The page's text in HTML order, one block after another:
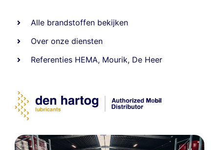
Alle brandstoffen bekijken
Over onze diensten
Referenties HEMA, Mourik, De Heer